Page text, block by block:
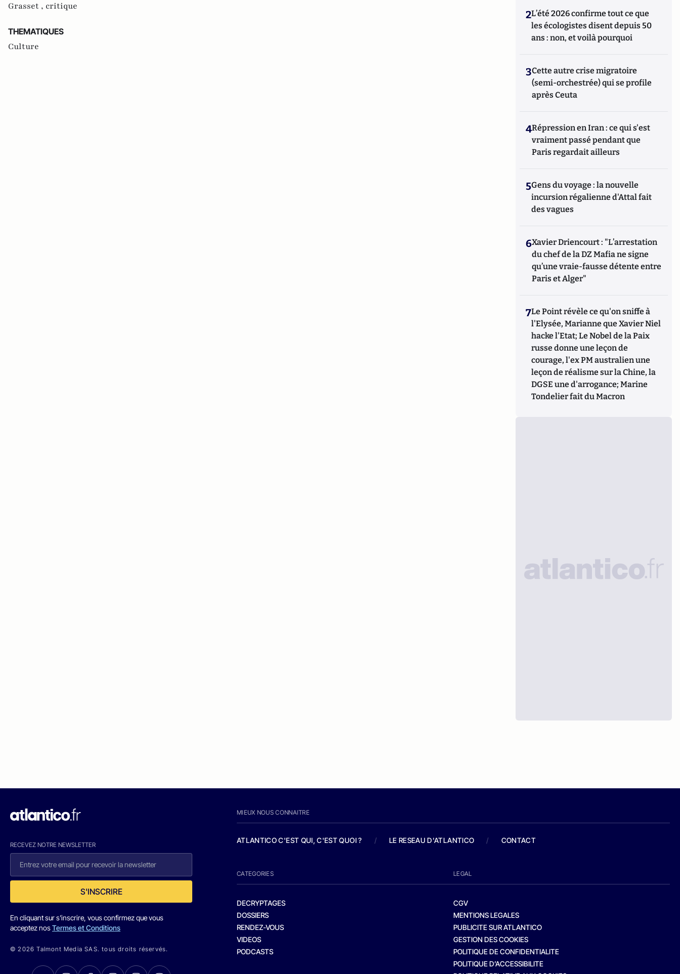
Grasset , critique
THEMATIQUES
Culture
2L’été 2026 confirme tout ce que
les écologistes disent depuis 50
ans : non, et voilà pourquoi
3Cette autre crise migratoire
(semi-orchestrée) qui se profile
après Ceuta
4Répression en Iran : ce qui s'est
vraiment passé pendant que
Paris regardait ailleurs
5Gens du voyage : la nouvelle
incursion régalienne d'Attal fait
des vagues
6Xavier Driencourt : "L’arrestation
du chef de la DZ Mafia ne signe
qu’une vraie-fausse détente entre
Paris et Alger"
7Le Point révèle ce qu'on sniffe à
l'Elysée, Marianne que Xavier Niel
hacke l'Etat; Le Nobel de la Paix
russe donne une leçon de
courage, l'ex PM australien une
leçon de réalisme sur la Chine, la
DGSE une d'arrogance; Marine
Tondelier fait du Macron
RECEVEZ NOTRE NEWSLETTER
S'INSCRIRE
En cliquant sur s'inscrire, vous confirmez que vous
acceptez nosTermes et Conditions
© 2026 Talmont Media SAS. tous droits réservés.
MIEUX NOUS CONNAITRE
ATLANTICO C'EST QUI, C'EST QUOI ? / LE RESEAU D'ATLANTICO / CONTACT
CATEGORIES
DECRYPTAGES
DOSSIERS
RENDEZ-VOUS
VIDEOS
PODCASTS
LEGAL
CGV
MENTIONS LEGALES
PUBLICITE SUR ATLANTICO
GESTION DES COOKIES
POLITIQUE DE CONFIDENTIALITE
POLITIQUE D’ACCESSIBILITE